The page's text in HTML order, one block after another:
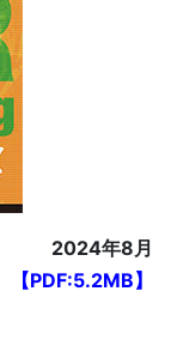
2024年8月
【PDF:5.2MB】